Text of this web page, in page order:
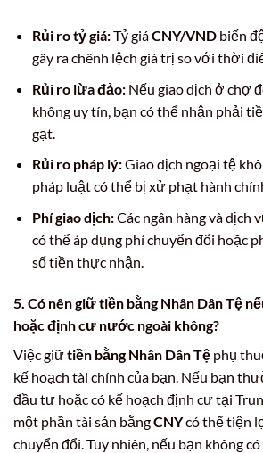
Rủi ro tỷ giá:Tỷ giáCNY/VNDbiến
gây ra chênh lệch giá trị so với thời
Rủi ro lừa đảo:Nếu giao dịch ở chợ
không uy tín, bạn có thể nhận phải
gạt.
Rủi ro pháp lý:Giao dịch ngoại tệ
pháp luật có thể bị xử phạt hành
Phí giao dịch:Các ngân hàng và dịch
có thể áp dụng phí chuyển đổi hoặc
số tiền thực nhận.
5. Có nên giữ tiền bằng Nhân Dân Tệ
hoặc định cư nước ngoài không?
Việc giữtiền bằng Nhân Dân Tệ phụ
kế hoạch tài chính của bạn. Nếu bạn
đầu tư hoặc có kế hoạch định cư tại
một phần tài sản bằngCNYcó thể tiện
chuyển đổi. Tuy nhiên, nếu bạn không